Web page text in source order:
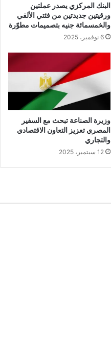
البنك المركزي يصدر عملتين
ورقيتين جديدتين من فئتي الألفي
والخمسمائة جنيه بتصميمات مطوّرة
6 نوفمبر، 2025
وزيرة الصناعة تبحث مع السفير
المصري تعزيز التعاون الاقتصادي
والتجاري
12 سبتمبر، 2025